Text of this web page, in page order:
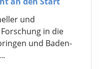
und
in die
und Baden-